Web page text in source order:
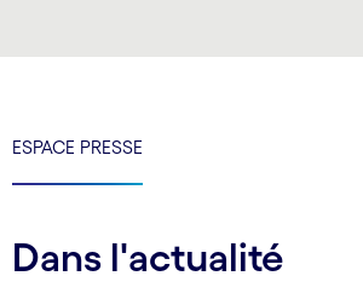
ESPACE PRESSE
Dans l'actualité